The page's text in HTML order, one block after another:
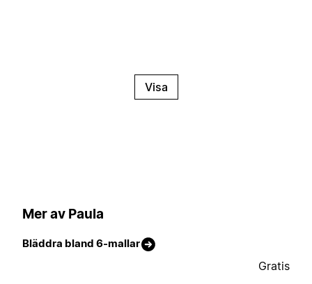
Visa
Mer av Paula
Bläddra bland 6-mallar
Gratis